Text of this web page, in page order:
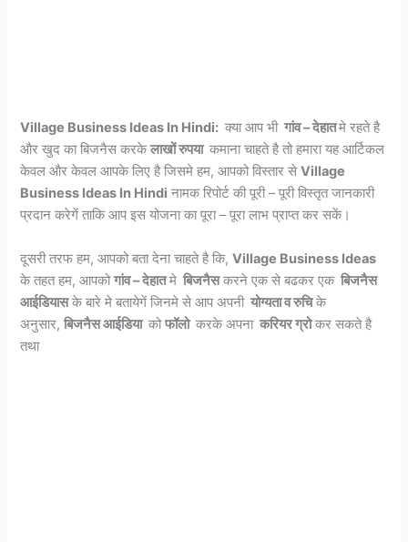
Village Business Ideas In Hindi: क्या आप भी गांव – देहातमे रहते है
और खुद का बिजनैस करकेलाखों रुपया कमाना चाहते है तो हमारा यह आर्टिकल
केवल और केवल आपके लिए है जिसमे हम, आपको विस्तार सेVillage
Business Ideas In Hindi नामक रिपोर्ट की पूरी – पूरी विस्तृत जानकारी
प्रदान करेगें ताकि आप इस योजना का पूरा – पूरा लाभ प्राप्त कर सकें।
दूसरी तरफ हम, आपको बता देना चाहते है कि,Village Business Ideas
के तहत हम, आपकोगांव – देहातमे बिजनैसकरने एक से बढकर एक बिजनैस
आईडियासके बारे मे बतायेगें जिनमे से आप अपनी योग्यता व रुचिके
अनुसार,बिजनैस आईडिया कोफॉलो करके अपना करियर ग्रोकर सकते है
तथा